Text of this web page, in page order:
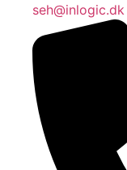
seh@inlogic.dk